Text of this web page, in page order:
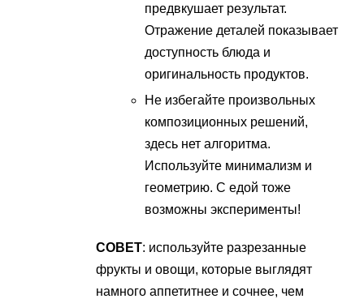
предвкушает результат.
Отражение деталей показывает
доступность блюда и
оригинальность продуктов.
Не избегайте произвольных
композиционных решений,
здесь нет алгоритма.
Используйте минимализм и
геометрию. С едой тоже
возможны эксперименты!
СОВЕТ: используйте разрезанные
фрукты и овощи, которые выглядят
намного аппетитнее и сочнее, чем